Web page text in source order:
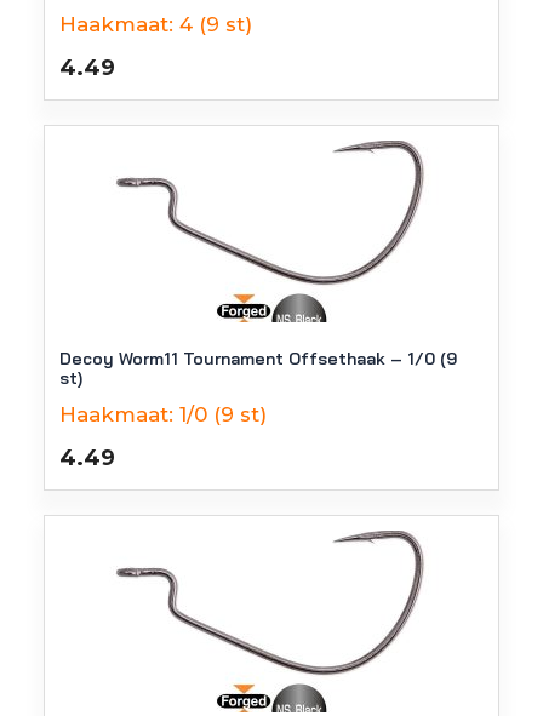
Haakmaat: 4 (9 st)
4.49
Decoy Worm11 Tournament Offsethaak – 1/0 (9
st)
Haakmaat: 1/0 (9 st)
4.49